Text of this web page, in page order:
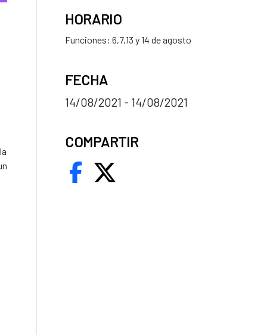
HORARIO
Funciones: 6,7,13 y 14 de agosto
FECHA
14/08/2021 - 14/08/2021
COMPARTIR